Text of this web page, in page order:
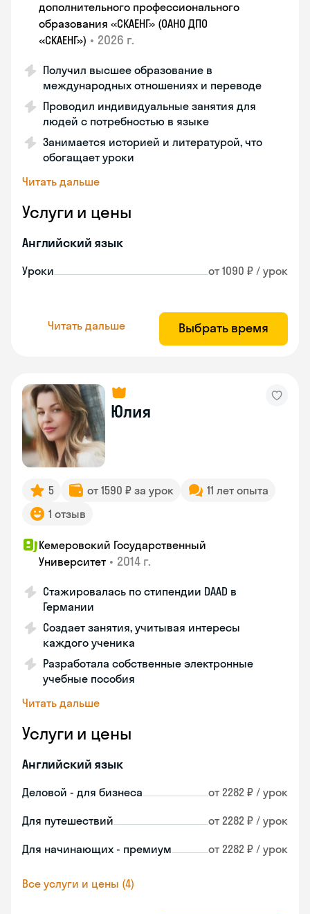
дополнительного профессионального
образования «СКАЕНГ» (ОАНО ДПО
«СКАЕНГ») • 2026 г.
Получил высшее образование в
международных отношениях и переводе
Проводил индивидуальные занятия для
людей с потребностью в языке
Занимается историей и литературой, что
обогащает уроки
Читать дальше
Услуги и цены
Английский язык
Уроки от 1090 ₽ / урок
Читать дальше Выбрать время
Юлия
5 от 1590 ₽ за урок
11 лет опыта
1 отзыв
Кемеровский Государственный
Университет • 2014 г.
Стажировалась по стипендии DAAD в
Германии
Создает занятия, учитывая интересы
каждого ученика
Разработала собственные электронные
учебные пособия
Читать дальше
Услуги и цены
Английский язык
Деловой - для бизнеса от 2282 ₽ / урок
Для путешествий от 2282 ₽ / урок
Для начинающих - премиум от 2282 ₽ / урок
Все услуги и цены (4)